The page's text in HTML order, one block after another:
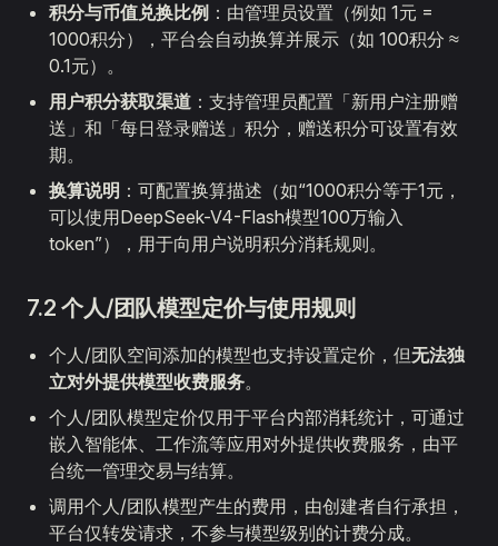
积分与币值兑换比例 ：由管理员设置（例如 1元 =
1000积分），平台会自动换算并展示（如 100积分 ≈
0.1元）。
用户积分获取渠道 ：支持管理员配置「新用户注册赠
送」和「每日登录赠送」积分，赠送积分可设置有效
期。
换算说明 ：可配置换算描述（如“1000积分等于1元，
可以使用DeepSeek-V4-Flash模型100万输入
token”），用于向用户说明积分消耗规则。
7.2 个人/团队模型定价与使用规则
个人/团队空间添加的模型也支持设置定价，但无法独
立对外提供模型收费服务。
个人/团队模型定价仅用于平台内部消耗统计，可通过
嵌入智能体、工作流等应用对外提供收费服务，由平
台统一管理交易与结算。
调用个人/团队模型产生的费用，由创建者自行承担，
平台仅转发请求，不参与模型级别的计费分成。